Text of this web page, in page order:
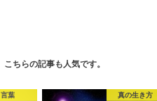
こちらの記事も人気です。
言葉 真の生き方